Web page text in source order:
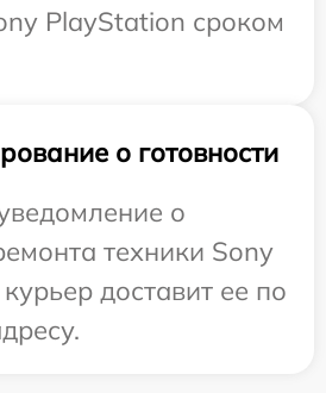
PlayStation сроком
о готовности
о
техники Sony
доставит ее по